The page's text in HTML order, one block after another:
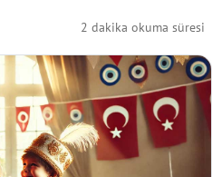
2 dakika okuma süresi